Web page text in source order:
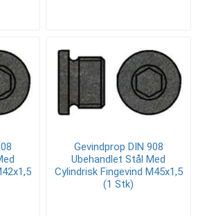
Gevindprop DIN 908
Ubehandlet Stål Med
Cylindrisk Fingevind M45x1,5
(1 Stk)